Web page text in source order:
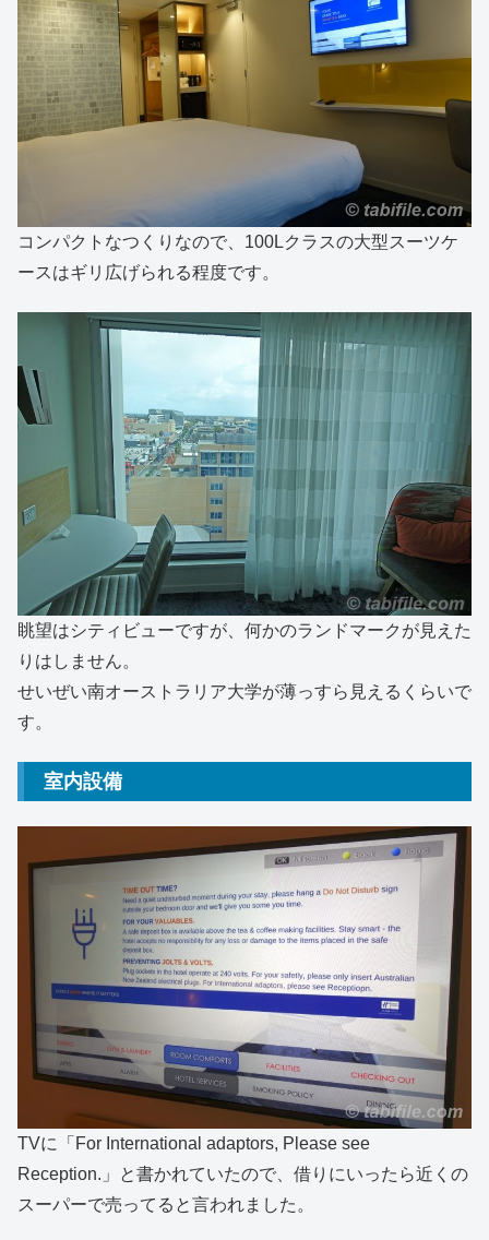
コンパクトなつくりなので、100Lクラスの大型スーツケ
ースはギリ広げられる程度です。
眺望はシティビューですが、何かのランドマークが見えた
りはしません。
せいぜい南オーストラリア大学が薄っすら見えるくらいで
す。
室内設備
TVに「For International adaptors, Please see
Reception.」と書かれていたので、借りにいったら近くの
スーパーで売ってると言われました。